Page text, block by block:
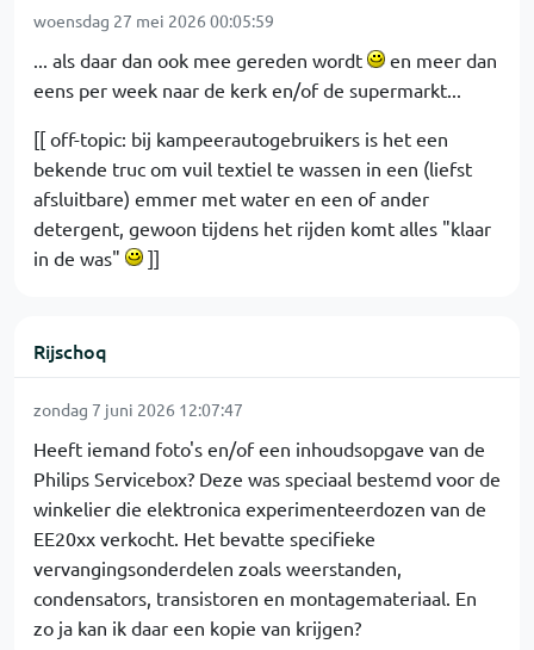
woensdag 27 mei 2026 00:05:59
... als daar dan ook mee gereden wordt
en meer dan
eens per week naar de kerk en/of de supermarkt...
[[ off-topic: bij kampeerautogebruikers is het een
bekende truc om vuil textiel te wassen in een (liefst
afsluitbare) emmer met water en een of ander
detergent, gewoon tijdens het rijden komt alles "klaar
in de was"
]]
Rijschoq
zondag 7 juni 2026 12:07:47
Heeft iemand foto's en/of een inhoudsopgave van de
Philips Servicebox? Deze was speciaal bestemd voor de
winkelier die elektronica experimenteerdozen van de
EE20xx verkocht. Het bevatte specifieke
vervangingsonderdelen zoals weerstanden,
condensators, transistoren en montagemateriaal. En
zo ja kan ik daar een kopie van krijgen?